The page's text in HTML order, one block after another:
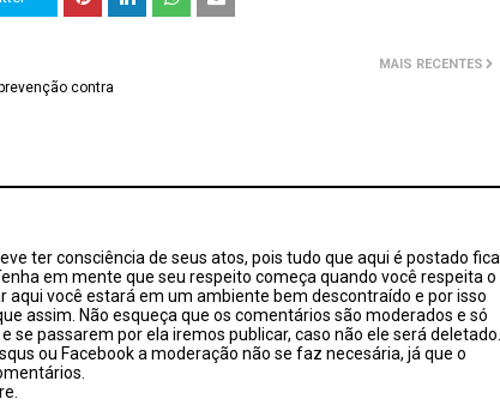
MAIS RECENTES
contra
ter consciência de seus atos, pois tudo que aqui é postado fica
em mente que seu respeito começa quando você respeita o
aqui você estará em um ambiente bem descontraído e por isso
assim. Não esqueça que os comentários são moderados e só
se passarem por ela iremos publicar, caso não ele será deletado.
ou Facebook a moderação não se faz necesária, já que o